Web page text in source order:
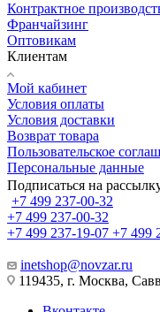
Контрактное
Франчайзинг
Оптовикам
Клиентам
Мой кабинет
Условия оплаты
Условия доставки
Возврат товара
Пользовательское
Персональные данные
Подписаться на
+7 499 237-00-32
+7 499 237-00-32
+7 499 237-19-07 +7 499
inetshop@novzar.ru
119435, г. Москва,